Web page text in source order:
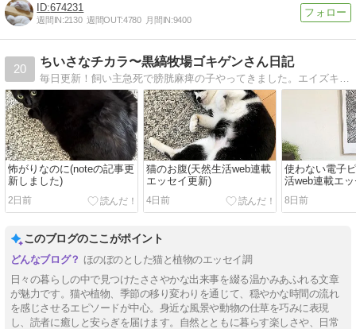
674231
週間IN:2130 週間OUT:4780 月間IN:9400
20
ちいさなチカラ〜黒縞牧場ゴキゲンさん日記
毎日更新！飼い主急死で膀胱麻痺の子やってきました。エイズキャリアを含め１０匹の猫とごきげんさんに。著書「それでも人を信じた猫」（角川書店）他
怖がりなのに(noteの記事更
新しました)
2日前
猫のお腹(天然生活web連載
エッセイ更新)
4日前
使わない電子
活web連載エ
8日前
このブログのここがポイント
ほのぼのとした猫と植物のエッセイ調
日々の暮らしの中で見つけたささやかな出来事を綴る温かみあふれる文章
が魅力です。猫や植物、季節の移り変わりを通じて、穏やかな時間の流れ
を感じさせるエピソードが中心。身近な風景や動物の仕草を巧みに表現
し、読者に癒しと安らぎを届けます。自然とともに暮らす楽しさや、日常